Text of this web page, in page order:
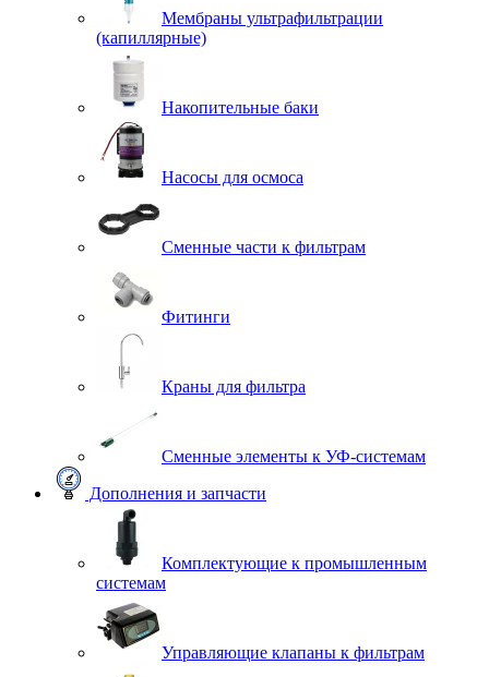
Мембраны ультрафильтрации
(капиллярные)
Накопительные баки
Насосы для осмоса
Сменные части к фильтрам
Фитинги
Краны для фильтра
Сменные элементы к УФ-системам
Дополнения и запчасти
Комплектующие к промышленным
системам
Управляющие клапаны к фильтрам